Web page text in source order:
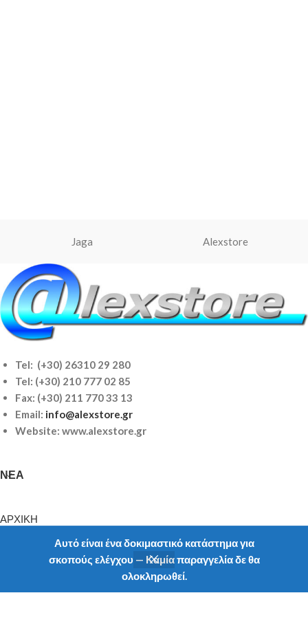
Αυτό είναι ένα δοκιμαστικό κατάστημα για
σκοπούς ελέγχου — Καμία παραγγελία δε θα
ολοκληρωθεί.
Jaga Alexstore
Tel: (+30) 26310 29 280
Tel: (+30) 210 777 02 85
Fax: (+30) 211 770 33 13
Email: info@alexstore.gr
Website: www.alexstore.gr
ΝΈΑ
ΑΡΧΙΚΗ